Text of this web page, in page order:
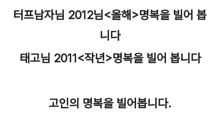
터프남자님 2012님<올해>명복을 빌어 봅
니다
태고님 2011<작년>명복을 빌어 봅니다
고인의 명복을 빌어봅니다.